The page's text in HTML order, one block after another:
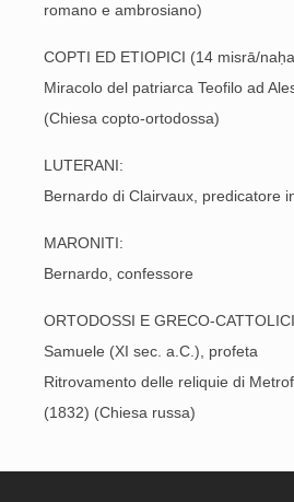
romano e ambrosiano)
COPTI ED ETIOPICI (14 misrā/
Miracolo del patriarca Teofilo ad
(Chiesa copto-ortodossa)
LUTERANI:
Bernardo di Clairvaux, predicatore
MARONITI:
Bernardo, confessore
ORTODOSSI E GRECO-
Samuele (XI sec. a.C.), profeta
Ritrovamento delle reliquie di
(1832) (Chiesa russa)